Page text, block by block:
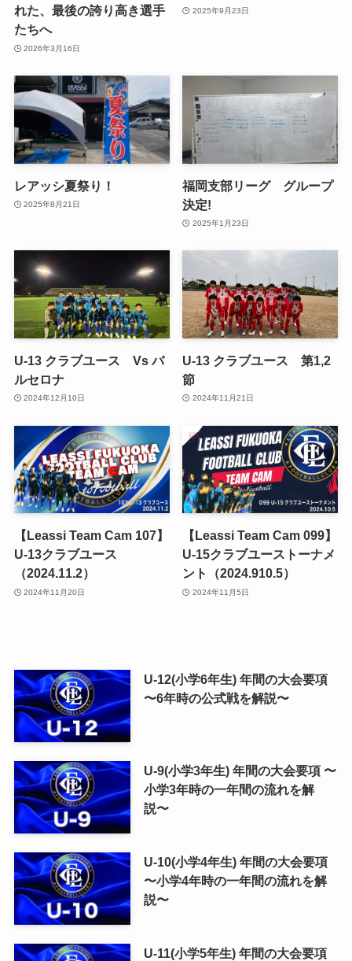
れた、最後の誇り高き選手
たちへ
2026年3月16日
2025年9月23日
レアッシ夏祭り！
2025年8月21日
福岡支部リーグ グループ
決定!
2025年1月23日
U-13 クラブユース Vs バ
ルセロナ
2024年12月10日
U-13 クラブユース 第1,2
節
2024年11月21日
【Leassi Team Cam 107】
U-13クラブユース
（2024.11.2）
2024年11月20日
【Leassi Team Cam 099】
U-15クラブユーストーナメ
ント（2024.910.5）
2024年11月5日
U-12(小学6年生) 年間の大会要項
〜6年時の公式戦を解説〜
U-9(小学3年生) 年間の大会要項 〜
小学3年時の一年間の流れを解
説〜
U-10(小学4年生) 年間の大会要項
〜小学4年時の一年間の流れを解
説〜
U-11(小学5年生) 年間の大会要項